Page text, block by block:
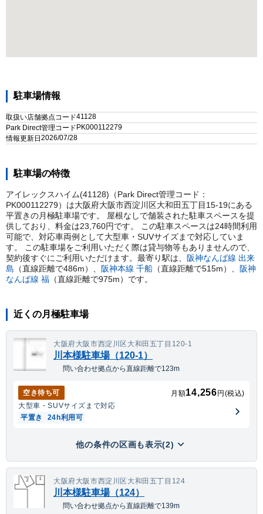
駐車場情報
取扱い店舗拠点コード41128
Park Direct管理コード PK000112279
情報更新日 2026/07/28
駐車場の特徴
アイレックスハイム(41128)（Park Direct管理コード：
PK000112279）は大阪府大阪市西淀川区大和田五丁目15-19にある
平置きの月極駐車場です。 屋根なしで舗装された駐車スペースを提
供しており、料金は23,760円です。 この駐車スペースは24時間利用
可能で、対応車両例として大型車・SUVサイズまで対応していま
す。 この駐車場をご利用いただく際は貸与物等もありませんので、
契約後すぐにご利用いただけます。 最寄り駅は、 阪神なんば線 出来
島 （直線距離で486m） 阪神本線 千船 （直線距離で515m）
阪神
なんば線 福 （直線距離で975m） です。
近くの月極駐車場
大阪府大阪市西淀川区大和田五丁目120-1
川本様駐車場（120-1）
問い合わせ拠点から直線距離で123m
空き待ち可 月額14,256 円(税込)
大型車・SUVサイズまで対応
平置き
24h利用可
他の条件の区画も表示(2)
大阪府大阪市西淀川区大和田五丁目124
川本様駐車場（124）
問い合わせ拠点から直線距離で139m